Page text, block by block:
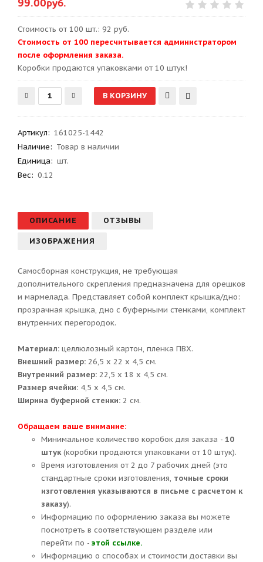
99.00руб.
Стоимость от 100 шт.: 92 руб.
Стоимость от 100 пересчитывается администратором
после оформления заказа.
Kоробки продаются упаковками от 10 штук!
Артикул: 161025-1442
Наличие: Товар в наличии
Единица: шт.
Вес: 0.12
ОПИСАНИЕ ОТЗЫВЫ
ИЗОБРАЖЕНИЯ
Самосборная конструкция, не требующая
дополнительного скрепления предназначена для орешков
и мармелада. Представляет собой комплект крышка/дно:
прозрачная крышка, дно с буферными стенками, комплект
внутренних перегородок.
Материал: целлюлозный картон, пленка ПВХ.
Внешний размер: 26,5 х 22 х 4,5 см.
Внутренний размер: 22,5 х 18 х 4,5 см.
Размер ячейки: 4,5 х 4,5 см.
Ширина буферной стенки: 2 см.
Обращаем ваше внимание:
Минимальное количество коробок для заказа - 10
штук(коробки продаются упаковками от 10 штук).
Время изготовления от 2 до 7 рабочих дней (это
стандартные сроки изготовления, точные сроки
изготовления указываются в письме с расчетом к
заказу).
Информацию по оформлению заказа вы можете
посмотреть в соответствующем разделе или
перейти по - этой ссылке.
Информацию о способах и стоимости доставки вы